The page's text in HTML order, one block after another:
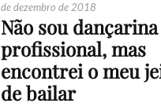
de dezembro de 2018
Não sou dançarina
profissional, mas
encontrei o meu
de bailar